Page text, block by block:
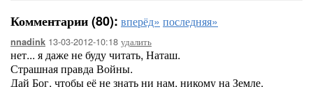
Комментарии (80): вперёд» последняя»
nnadink 13-03-2012-10:18 удалить
нет... я даже не буду читать, Наташ.
Страшная правда Войны.
Дай Бог, чтобы её не знать ни нам, никому на Земле.